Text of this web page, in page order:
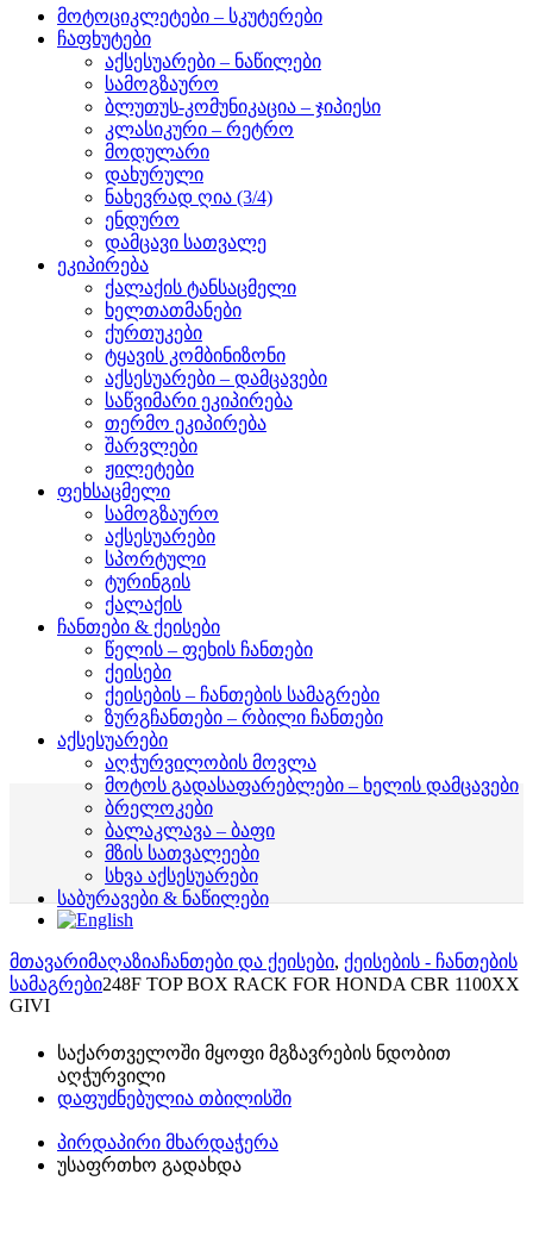
მოტოციკლეტები – სკუტერები
ჩაფხუტები
აქსესუარები – ნაწილები
სამოგზაურო
ბლუთუს-კომუნიკაცია – ჯიპიესი
კლასიკური – რეტრო
მოდულარი
დახურული
ნახევრად ღია (3/4)
ენდურო
დამცავი სათვალე
ეკიპირება
ქალაქის ტანსაცმელი
ხელთათმანები
ქურთუკები
ტყავის კომბინიზონი
აქსესუარები – დამცავები
საწვიმარი ეკიპირება
თერმო ეკიპირება
შარვლები
ჟილეტები
ფეხსაცმელი
სამოგზაურო
აქსესუარები
სპორტული
ტურინგის
ქალაქის
ჩანთები & ქეისები
წელის – ფეხის ჩანთები
ქეისები
ქეისების – ჩანთების სამაგრები
ზურგჩანთები – რბილი ჩანთები
აქსესუარები
აღჭურვილობის მოვლა
მოტოს გადასაფარებლები – ხელის დამცავები
ბრელოკები
ბალაკლავა – ბაფი
მზის სათვალეები
სხვა აქსესუარები
საბურავები & ნაწილები
მთავარიმაღაზიაჩანთები და ქეისები, ქეისების - ჩანთების
სამაგრები248F TOP BOX RACK FOR HONDA CBR 1100XX
GIVI
საქართველოში მყოფი მგზავრების ნდობით
აღჭურვილი
დაფუძნებულია თბილისში
პირდაპირი მხარდაჭერა
უსაფრთხო გადახდა